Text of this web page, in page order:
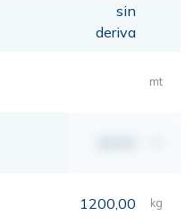
sin
deriva
mt
1200,00 kg